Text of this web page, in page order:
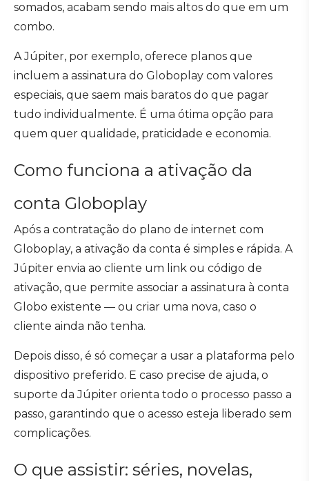
somados, acabam sendo mais altos do que em um
combo.
A Júpiter, por exemplo, oferece planos que
incluem a assinatura do Globoplay com valores
especiais, que saem mais baratos do que pagar
tudo individualmente. É uma ótima opção para
quem quer qualidade, praticidade e economia.
Como funciona a ativação da
conta Globoplay
Após a contratação do plano de internet com
Globoplay, a ativação da conta é simples e rápida. A
Júpiter envia ao cliente um link ou código de
ativação, que permite associar a assinatura à conta
Globo existente — ou criar uma nova, caso o
cliente ainda não tenha.
Depois disso, é só começar a usar a plataforma pelo
dispositivo preferido. E caso precise de ajuda, o
suporte da Júpiter orienta todo o processo passo a
passo, garantindo que o acesso esteja liberado sem
complicações.
O que assistir: séries, novelas,